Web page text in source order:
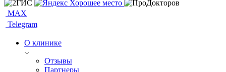
MAX
Telegram
О клинике
Отзывы
Партнеры